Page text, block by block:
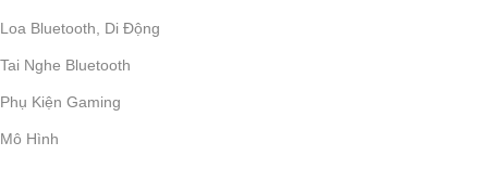
Loa Bluetooth, Di Động
Tai Nghe Bluetooth
Phụ Kiện Gaming
Mô Hình